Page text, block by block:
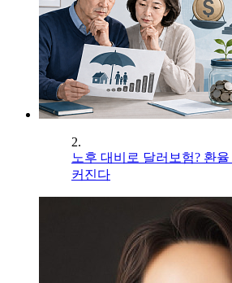
2.
노후 대비로 달러보험? 환
커진다